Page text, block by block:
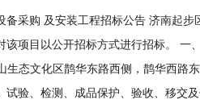
采购 及安装工程招标公告 济南起
项目以公开招标方式进行招标。
态文化区鹊华东路西侧，鹊华西
验、检测、成品保护、验收、移交